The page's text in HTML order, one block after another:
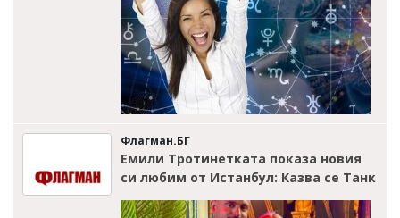
Флагман.БГ
Емили Тротинетката показа новия
си любим от Истанбул: Казва се Танк